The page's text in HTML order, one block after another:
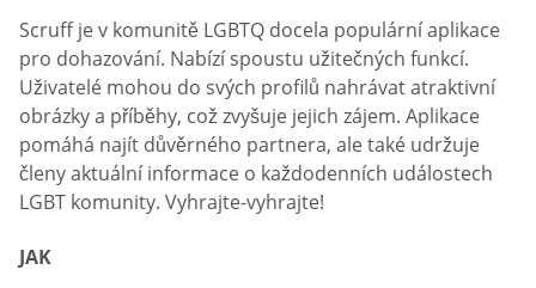
Scruff je v komunitě LGBTQ docela populární aplikace
pro dohazování. Nabízí spoustu užitečných funkcí.
Uživatelé mohou do svých profilů nahrávat atraktivní
obrázky a příběhy, což zvyšuje jejich zájem. Aplikace
pomáhá najít důvěrného partnera, ale také udržuje
členy aktuální informace o každodenních událostech
LGBT komunity. Vyhrajte-vyhrajte!
JAK